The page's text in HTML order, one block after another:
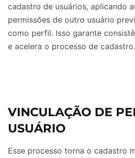
cadastro de usuários, aplicando
permissões de outro usuário
como perfil. Isso garante
e acelera o processo de cadastro.
VINCULAÇÃO DE
USUÁRIO
Esse processo torna o cadastro